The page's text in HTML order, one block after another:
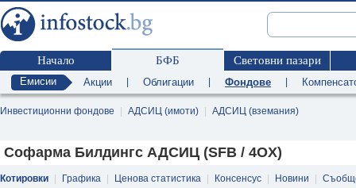
Начало БФБ Световни пазари
Емисии Акции Облигации Фондове
Инвестиционни фондове АДСИЦ (имоти) АДСИЦ (вземания)
Софарма Билдингс АДСИЦ (SFB / 4OX)
Котировки Графика Ценова статистика Консенсус Новини